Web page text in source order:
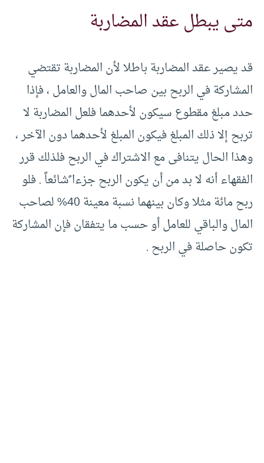
متى يبطل عقد المضاربة
قد يصير عقد المضاربة باطلا لأن المضاربة تقتضي
المشاركة في الربح بين صاحب المال والعامل ، فإذا
حدد مبلغ مقطوع سيكون لأحدهما فلعل المضاربة لا
تربح إلا ذلك المبلغ فيكون المبلغ لأحدهما دون الآخر ،
وهذا الحال يتنافى مع الاشتراك في الربح فلذلك قرر
الفقهاء أنه لا بد من أن يكون الربح جزءا ًشائعاً . فلو
ربح مائة مثلا وكان بينهما نسبة معينة 40% لصاحب
المال والباقي للعامل أو حسب ما يتفقان فإن المشاركة
تكون حاصلة في الربح .